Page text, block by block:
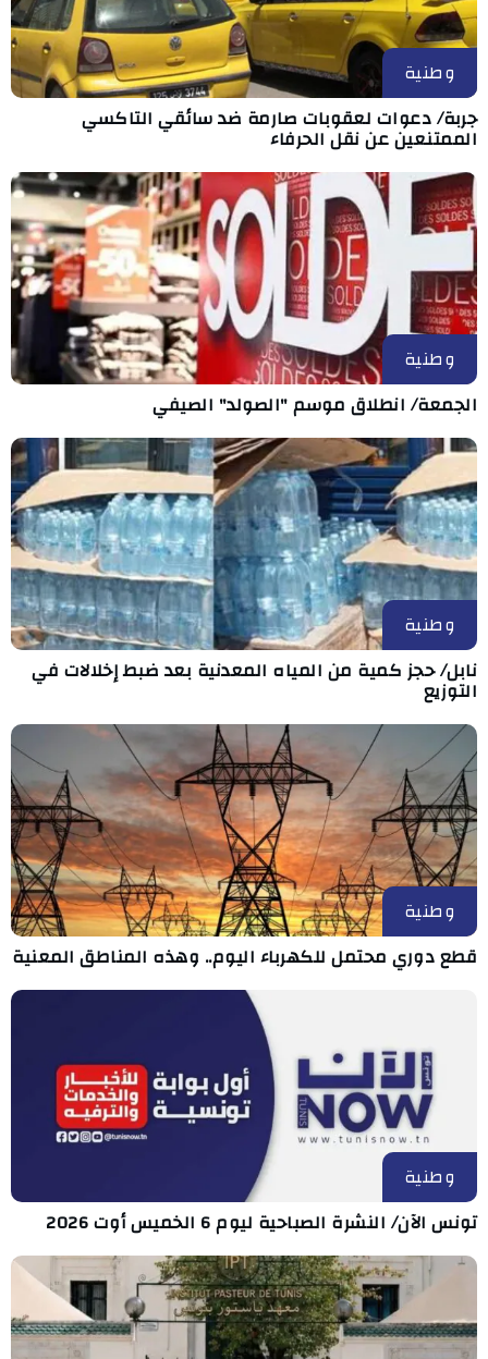
وطنية
جربة/ دعوات لعقوبات صارمة ضد سائقي التاكسي
الممتنعين عن نقل الحرفاء
وطنية
الجمعة/ انطلاق موسم "الصولد" الصيفي
وطنية
نابل/ حجز كمية من المياه المعدنية بعد ضبط إخلالات في
التوزيع
وطنية
قطع دوري محتمل للكهرباء اليوم.. وهذه المناطق المعنية
وطنية
تونس الآن/ النشرة الصباحية ليوم 6 الخميس أوت 2026